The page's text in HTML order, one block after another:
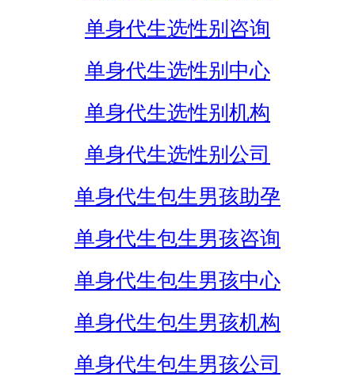
单身代生选性别咨询
单身代生选性别中心
单身代生选性别机构
单身代生选性别公司
单身代生包生男孩助孕
单身代生包生男孩咨询
单身代生包生男孩中心
单身代生包生男孩机构
单身代生包生男孩公司